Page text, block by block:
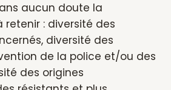
aucun doute la
: diversité des
diversité des
de la police et/ou des
des origines